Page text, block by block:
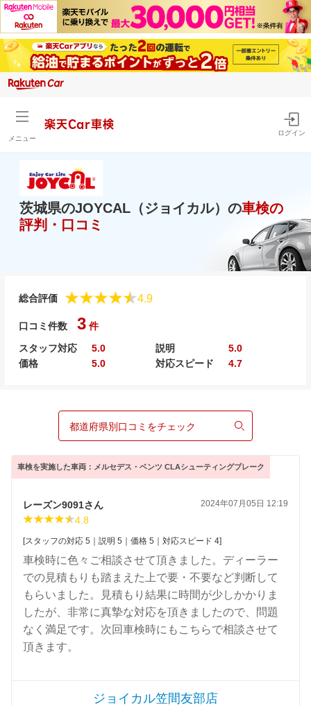
メニュー
楽天Car車検
ログイン
茨城県のJOYCAL（ジョイカル）の車検の
評判・口コミ
総合評価 4.9
口コミ件数 3 件
スタッフ対応
5.0 説明
5.0
価格
5.0 対応スピード 4.7
都道府県別口コミをチェック
車検を実施した車両：メルセデス・ベンツ CLAシューティングブレーク
レーズン9091さん 2024年07月05日 12:19
4.8
[スタッフの対応 5｜説明 5｜価格 5｜対応スピード 4]
車検時に色々ご相談させて頂きました。ディーラー
での見積もりも踏まえた上で要・不要など判断して
もらいました。見積もり結果に時間が少しかかりま
したが、非常に真摯な対応を頂きましたので、問題
なく満足です。次回車検時にもこちらで相談させて
頂きます。
ジョイカル笠間友部店